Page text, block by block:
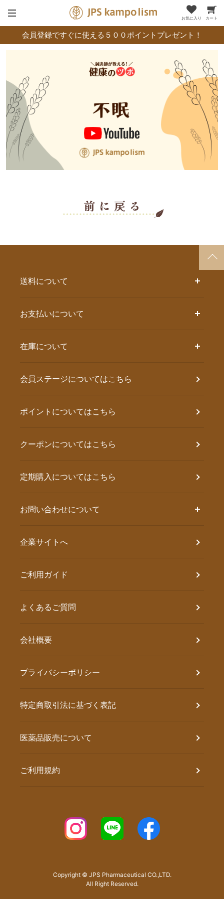
お気に入り カート
会員登録ですぐに使える５００ポイントプレゼント！
送料について
お支払いについて
在庫について
会員ステージについてはこちら
ポイントについてはこちら
クーポンについてはこちら
定期購入についてはこちら
お問い合わせについて
企業サイトへ
ご利用ガイド
よくあるご質問
会社概要
プライバシーポリシー
特定商取引法に基づく表記
医薬品販売について
ご利用規約
Copyright © JPS Pharmaceutical CO.,LTD.
All Right Reserved.